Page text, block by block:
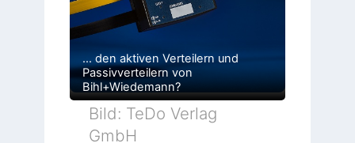
… den aktiven Verteilern und
Passivverteilern von
Bihl+Wiedemann?
Bild: TeDo Verlag
GmbH